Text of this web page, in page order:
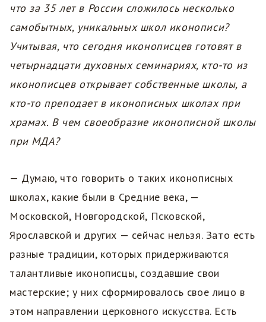
что за 35 лет в России сложилось несколько
самобытных, уникальных школ иконописи?
Учитывая, что сегодня иконописцев готовят в
четырнадцати духовных семинариях, кто-то из
иконописцев открывает собственные школы, а
кто-то преподает в иконописных школах при
храмах. В чем своеобразие иконописной школы
при МДА?
— Думаю, что говорить о таких иконописных
школах, какие были в Средние века, —
Московской, Новгородской, Псковской,
Ярославской и других — сейчас нельзя. Зато есть
разные традиции, которых придерживаются
талантливые иконописцы, создавшие свои
мастерские; у них сформировалось свое лицо в
этом направлении церковного искусства. Есть